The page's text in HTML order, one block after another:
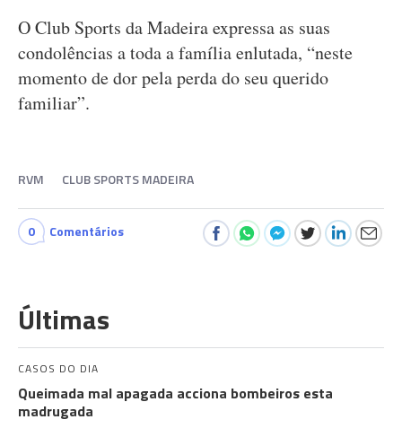
O Club Sports da Madeira expressa as suas
condolências a toda a família enlutada, “neste
momento de dor pela perda do seu querido
familiar”.
RVM CLUB SPORTS MADEIRA
0 Comentários
Últimas
CASOS DO DIA
Queimada mal apagada acciona bombeiros esta
madrugada